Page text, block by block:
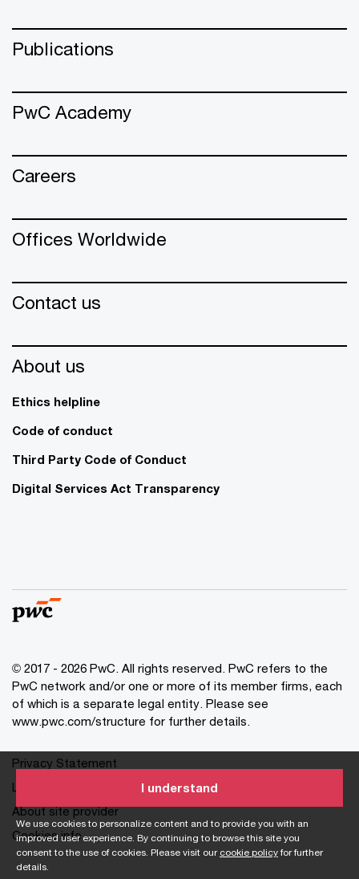
We use cookies to personalize content and to provide you with an
improved user experience. By continuing to browse this site you
consent to the use of cookies. Please visit our cookie policyfor further
details.
I understand
Publications
PwC Academy
Careers
Offices Worldwide
Contact us
About us
Ethics helpline
Code of conduct
Third Party Code of Conduct
Digital Services Act Transparency
© 2017 - 2026 PwC. All rights reserved. PwC refers to the
PwC network and/or one or more of its member firms, each
of which is a separate legal entity. Please see
www.pwc.com/structure for further details.
Privacy Statement
Legal
About site provider
Cookies info